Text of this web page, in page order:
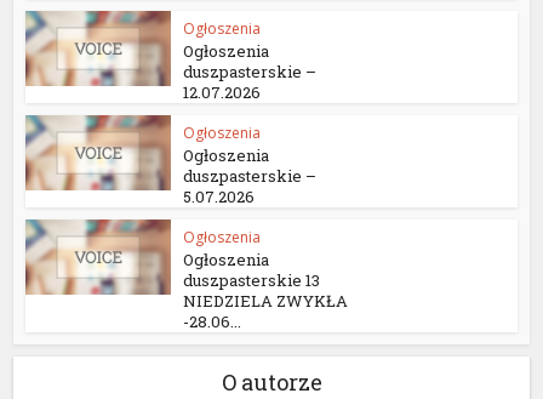
Ogłoszenia
Ogłoszenia
duszpasterskie –
12.07.2026
Ogłoszenia
Ogłoszenia
duszpasterskie –
5.07.2026
Ogłoszenia
Ogłoszenia
duszpasterskie 13
NIEDZIELA ZWYKŁA
-28.06...
O autorze